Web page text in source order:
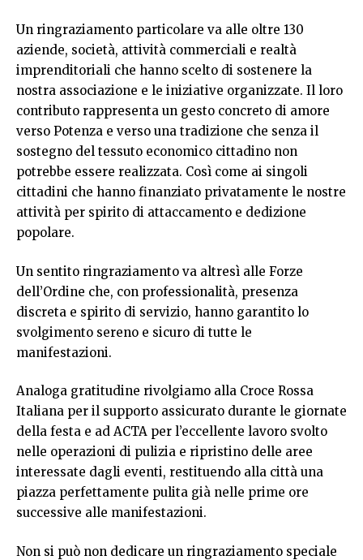
Un ringraziamento particolare va alle oltre 130
aziende, società, attività commerciali e realtà
imprenditoriali che hanno scelto di sostenere la
nostra associazione e le iniziative organizzate. Il loro
contributo rappresenta un gesto concreto di amore
verso Potenza e verso una tradizione che senza il
sostegno del tessuto economico cittadino non
potrebbe essere realizzata. Così come ai singoli
cittadini che hanno finanziato privatamente le nostre
attività per spirito di attaccamento e dedizione
popolare.
Un sentito ringraziamento va altresì alle Forze
dell’Ordine che, con professionalità, presenza
discreta e spirito di servizio, hanno garantito lo
svolgimento sereno e sicuro di tutte le
manifestazioni.
Analoga gratitudine rivolgiamo alla Croce Rossa
Italiana per il supporto assicurato durante le giornate
della festa e ad ACTA per l’eccellente lavoro svolto
nelle operazioni di pulizia e ripristino delle aree
interessate dagli eventi, restituendo alla città una
piazza perfettamente pulita già nelle prime ore
successive alle manifestazioni.
Non si può non dedicare un ringraziamento speciale